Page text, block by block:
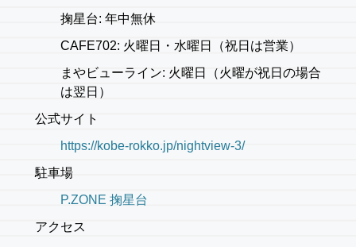
掬星台: 年中無休
CAFE702: 火曜日・水曜日（祝日は営業）
まやビューライン: 火曜日（火曜が祝日の場合
は翌日）
公式サイト
https://kobe-rokko.jp/nightview-3/
駐車場
P.ZONE 掬星台
アクセス